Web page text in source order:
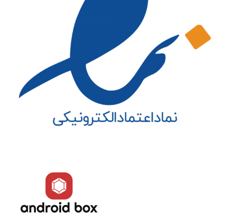
حافظه سیستمی
حافظه داخلی